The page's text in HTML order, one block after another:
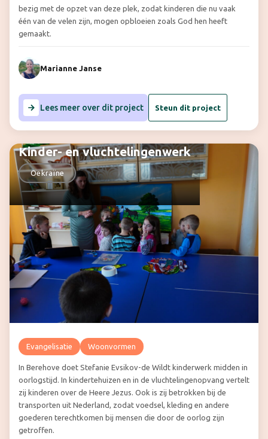
bezig met de opzet van deze plek, zodat kinderen die nu vaak
één van de velen zijn, mogen opbloeien zoals God hen heeft
gemaakt.
Marianne Janse
Lees meer over dit project Steun dit project
Kinder- en vluchtelingenwerk
Oekraïne
Evangelisatie Woonvormen
In Berehove doet Stefanie Evsikov-de Wildt kinderwerk midden in
oorlogstijd. In kindertehuizen en in de vluchtelingenopvang vertelt
zij kinderen over de Heere Jezus. Ook is zij betrokken bij de
transporten uit Nederland, zodat voedsel, kleding en andere
goederen terechtkomen bij mensen die door de oorlog zijn
getroffen.